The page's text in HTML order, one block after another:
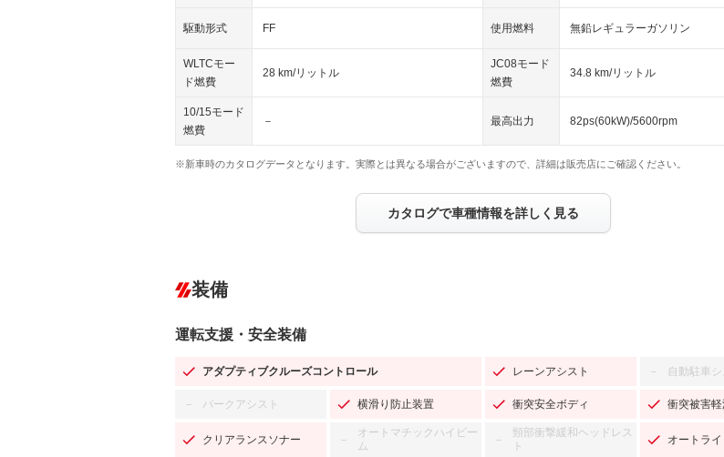
駆動形式 FF 使用燃料 無鉛レギュラーガソリン
WLTCモー
ド燃費
28 km/リットル
JC08モード
燃費
34.8 km/リットル
10/15モード
燃費
－ 最高出力 82ps(60kW)/5600rpm
※新車時のカタログデータとなります。実際とは異なる場合がございますので、詳細は販売店にご確認ください。
カタログで車種情報を詳しく見る
装備
運転支援・安全装備
アダプティブクルーズコントロール レーンアシスト － 自動駐車
－ パークアシスト 横滑り防止装置 衝突安全ボディ 衝突被害
クリアランスソナー －
オートマチックハイビー
ム
－
頸部衝撃緩和ヘッドレス
ト
オートライ